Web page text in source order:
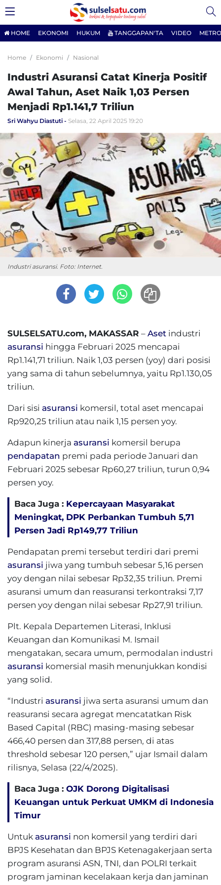
HOME EKONOMI HUKUM TANGGAPAN'TA VIDEO
Home Ekonomi Nasional
Industri Asuransi Catat Kinerja Positif
Awal Tahun, Aset Naik 1,03 Persen
Menjadi Rp1.141,7 Triliun
Sri Wahyu Diastuti Selasa, 22 April 2025 19:20
Industri asuransi. Foto: Internet.
SULSELSATU.com, MAKASSAR – Aset industri
asuransi hingga Februari 2025 mencapai
Rp1.141,71 triliun. Naik 1,03 persen (yoy) dari posisi
yang sama di tahun sebelumnya, yaitu Rp1.130,05
triliun.
Dari sisi asuransi komersil, total aset mencapai
Rp920,25 triliun atau naik 1,15 persen yoy.
Adapun kinerja asuransi komersil berupa
pendapatan premi pada periode Januari dan
Februari 2025 sebesar Rp60,27 triliun, turun 0,94
persen yoy.
Baca Juga : Kepercayaan Masyarakat
Meningkat, DPK Perbankan Tumbuh 5,71
Persen Jadi Rp149,77 Triliun
Pendapatan premi tersebut terdiri dari premi
asuransi jiwa yang tumbuh sebesar 5,16 persen
yoy dengan nilai sebesar Rp32,35 triliun. Premi
asuransi umum dan reasuransi terkontraksi 7,17
persen yoy dengan nilai sebesar Rp27,91 triliun.
Plt. Kepala Departemen Literasi, Inklusi
Keuangan dan Komunikasi M. Ismail
mengatakan, secara umum, permodalan industri
asuransi komersial masih menunjukkan kondisi
yang solid.
“Industri asuransi jiwa serta asuransi umum dan
reasuransi secara agregat mencatatkan Risk
Based Capital (RBC) masing-masing sebesar
466,40 persen dan 317,88 persen, di atas
threshold sebesar 120 persen,” ujar Ismail dalam
rilisnya, Selasa (22/4/2025).
Baca Juga : OJK Dorong Digitalisasi
Keuangan untuk Perkuat UMKM di Indonesia
Timur
Untuk asuransi non komersil yang terdiri dari
BPJS Kesehatan dan BPJS Ketenagakerjaan serta
program asuransi ASN, TNI, dan POLRI terkait
program jaminan kecelakaan kerja dan jaminan